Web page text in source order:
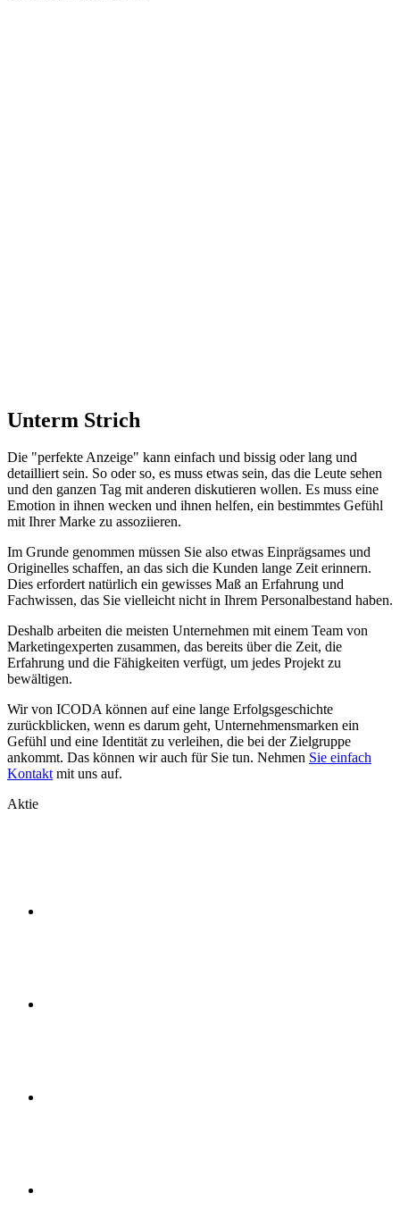
Unterm Strich
Die "perfekte Anzeige" kann einfach und bissig oder lang und
detailliert sein. So oder so, es muss etwas sein, das die Leute sehen
und den ganzen Tag mit anderen diskutieren wollen. Es muss eine
Emotion in ihnen wecken und ihnen helfen, ein bestimmtes Gefühl
mit Ihrer Marke zu assoziieren.
Im Grunde genommen müssen Sie also etwas Einprägsames und
Originelles schaffen, an das sich die Kunden lange Zeit erinnern.
Dies erfordert natürlich ein gewisses Maß an Erfahrung und
Fachwissen, das Sie vielleicht nicht in Ihrem Personalbestand haben.
Deshalb arbeiten die meisten Unternehmen mit einem Team von
Marketingexperten zusammen, das bereits über die Zeit, die
Erfahrung und die Fähigkeiten verfügt, um jedes Projekt zu
bewältigen.
Wir von ICODA können auf eine lange Erfolgsgeschichte
zurückblicken, wenn es darum geht, Unternehmensmarken ein
Gefühl und eine Identität zu verleihen, die bei der Zielgruppe
ankommt. Das können wir auch für Sie tun. Nehmen Sie einfach
Kontaktmit uns auf.
Aktie